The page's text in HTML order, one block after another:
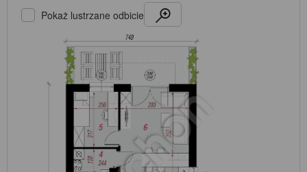
Pokaż lustrzane odbicie